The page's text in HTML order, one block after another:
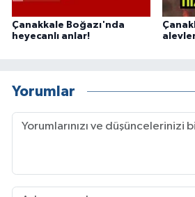
Çanakkale Boğazı'nda
heyecanlı anlar!
Yorumlar